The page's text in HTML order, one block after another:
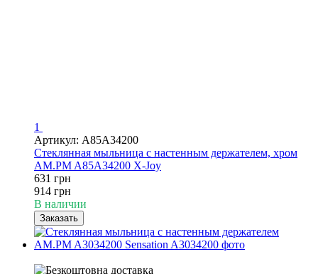
1
Артикул: A85A34200
Стеклянная мыльница с настенным держателем, хром
AM.PM A85A34200 X-Joy
631 грн
914 грн
В наличии
Заказать